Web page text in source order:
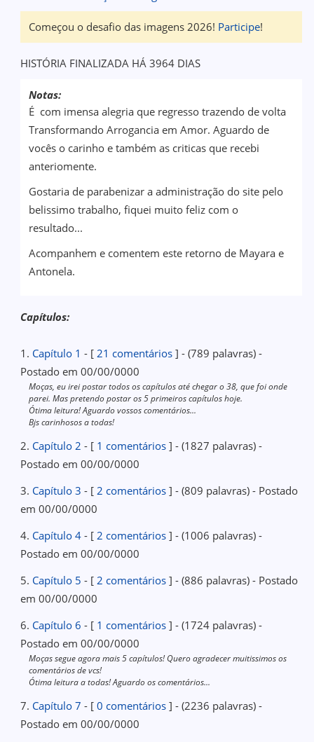
Começou o desafio das imagens 2026! Participe!
HISTÓRIA FINALIZADA HÁ 3964 DIAS
Notas:
É com imensa alegria que regresso trazendo de volta
Transformando Arrogancia em Amor. Aguardo de
vocês o carinho e também as criticas que recebi
anteriomente.
Gostaria de parabenizar a administração do site pelo
belissimo trabalho, fiquei muito feliz com o
resultado...
Acompanhem e comentem este retorno de Mayara e
Antonela.
Capítulos:
1. Capítulo 1 - [ 21 comentários ] - (789 palavras) -
Postado em 00/00/0000
Moças, eu irei postar todos os capítulos até chegar o 38, que foi onde
parei. Mas pretendo postar os 5 primeiros capítulos hoje.
Ótima leitura! Aguardo vossos comentários...
Bjs carinhosos a todas!
2. Capítulo 2 - [ 1 comentários ] - (1827 palavras) -
Postado em 00/00/0000
3. Capítulo 3 - [ 2 comentários ] - (809 palavras) - Postado
em 00/00/0000
4. Capítulo 4 - [ 2 comentários ] - (1006 palavras) -
Postado em 00/00/0000
5. Capítulo 5 - [ 2 comentários ] - (886 palavras) - Postado
em 00/00/0000
6. Capítulo 6 - [ 1 comentários ] - (1724 palavras) -
Postado em 00/00/0000
Moças segue agora mais 5 capítulos! Quero agradecer muitissimos os
comentários de vcs!
Ótima leitura a todas! Aguardo os comentários...
7. Capítulo 7 - [0 comentários ] - (2236 palavras) -
Postado em 00/00/0000